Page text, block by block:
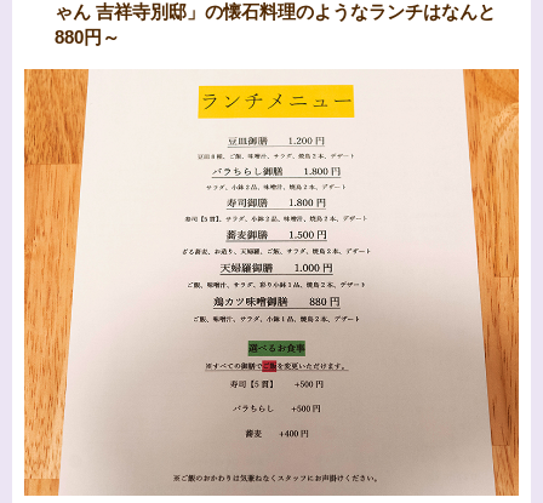
ゃん 吉祥寺別邸」の懐石料理のようなランチはなんと
880円～